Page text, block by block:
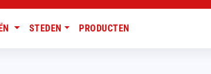
STEDEN PRODUCTEN